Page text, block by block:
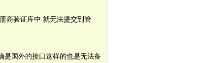
商验证库中 就无法提交到管
是国外的接口这样的也是无法备